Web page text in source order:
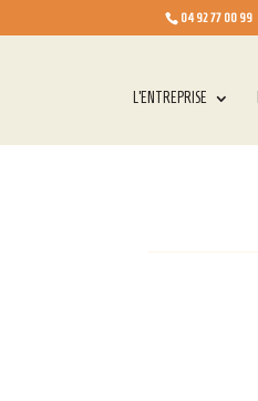
04 92 77 00 99
L’ENTREPRISE